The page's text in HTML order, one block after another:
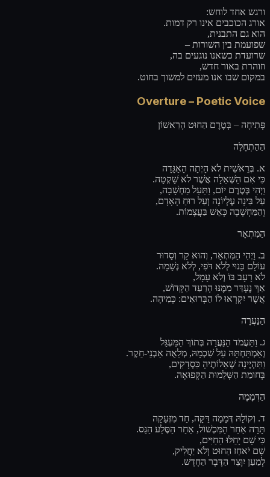
ורגש אחד לוחש:
אורג הכוכבים אינו רק דמות.
הוא גם התבנית,
שפועמת בין השורות –
שרועדת כשאנו נוגעים בה,
וזוהרת באור חדש,
במקום שבו אנו מעזים למשוך בחוט.
Overture – Poetic Voice
פְּתִיחָה – בְּטֶרֶם הַחוּט הָרִאשׁוֹן
הַהַתְחָלָה
א. בְּרֵאשִׁית לֹא הָיְתָה הָאַגָּדָה
כִּי אִם הַשְּׁאֵלָה אֲשֶׁר לֹא שָׁקְטָה.
וַיְהִי בְּטֶרֶם יוֹם, וַתַּעַל מַחְשָׁבָה,
עַל בִּינָה עֶלְיוֹנָה וְעַל רוּחַ הָאָדָם,
וְהַמַּחְשָׁבָה כְּאֵשׁ בַּעֲצָמוֹת.
הַמִּתְאָר
ב. וַיְהִי הַמִּתְאָר, וְהוּא קַר וְסָדוּר
עוֹלָם בָּנוּי לְלֹא דֹּפִי, לְלֹא נְשָׁמָה.
לֹא רָעָב בּוֹ וְלֹא עָמָל,
אַךְ נֶעְדַּר מִמֶּנּוּ הָרַעַד הַקָּדוֹשׁ,
אֲשֶׁר יִקְרְאוּ לוֹ הַבְּרוּאִים: כְּמִיהָה.
הַנַּעֲרָה
ג. וַתַּעֲמֹד הַנַּעֲרָה בְּתוֹךְ הַמַּעְגָּל
וְאַמְתַּחְתָּהּ עַל שִׁכְמָהּ, מְלֵאֻה אַבְנֵי-חֵקֶר.
וַתִּהְיֶינָה שְׁאֵלוֹתֶיהָ כִּסְדָקִים,
בְּחומַת הַשְּׁלֵמוּת הַקְּפוּאָה.
הַדְּמָמָה
ד. וְקוֹלָהּ דְּמָמָה דַּקָּה, חַד מִזְּעָקָה
תָּרָה אַחַר הַמִּכְשׁוֹל, אַחַר הַסֶּלַע הַגַּס.
כִּי שָׁם יָחֵלּוּ הַחַיִּים,
שָׁם יֹאחַז הַחוּט וְלֹא יַחֲלִיק,
לְמַעַן יִוָּצֵר הַדָּבָר הַחָדָשׁ.